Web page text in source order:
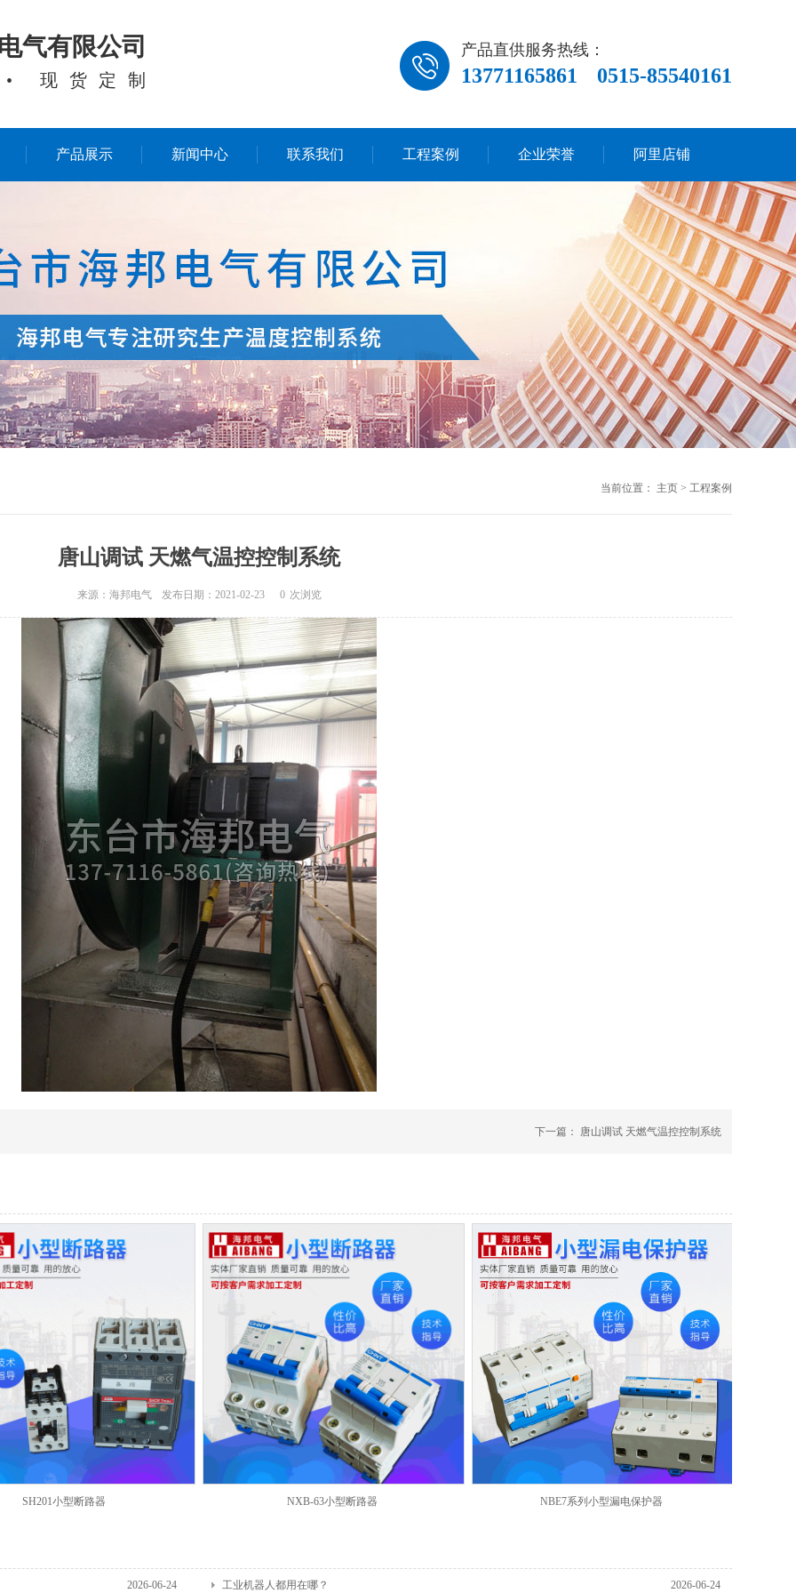
气有限公司
现货定制
产品直供服务热线：
13771165861 0515-85540161
产品展示 新闻中心 联系我们 工程案例 企业荣誉 阿里店铺
当前位置： 主页 > 工程案例
唐山调试 天燃气温控控制系统
来源：海邦电气 发布日期：2021-02-23 0 次浏览
下一篇： 唐山调试 天燃气温控控制系统
SH201小型断路器 NXB-63小型断路器 NBE7系列小型漏电保护器
2026-06-24 工业机器人都用在哪？ 2026-06-24